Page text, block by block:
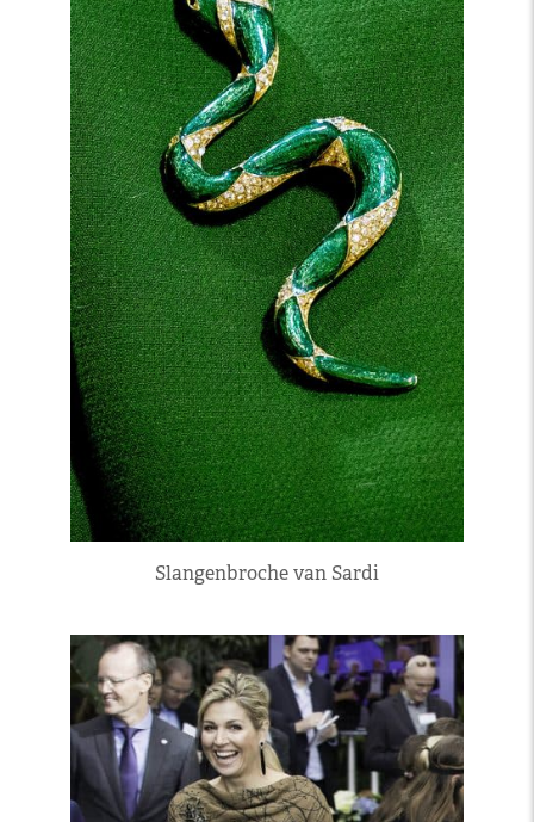
Slangenbroche van Sardi